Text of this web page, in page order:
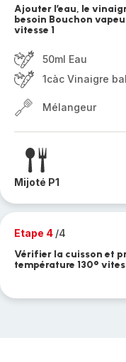
Ajouter l’eau, le
besoin Bouchon
vitesse 1
50ml Eau
1càc Vinaigre
Mélangeur
Mijoté P1
Etape 4 /4
Vérifier la cuisson et
température 130°